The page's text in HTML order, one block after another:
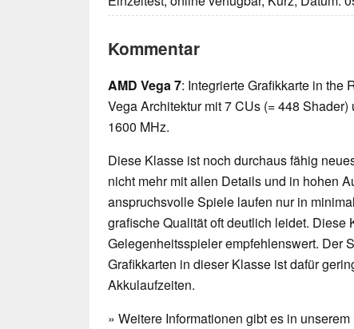
Kommentar
AMD Vega 7: Integrierte Grafikkarte in the
Vega Architektur mit 7 CUs (= 448
1600 MHz.
Diese Klasse ist noch durchaus fähig
nicht mehr mit allen Details und in hohen
anspruchsvolle Spiele laufen nur in
grafische Qualität oft deutlich leidet. Diese
Gelegenheitsspieler empfehlenswert. Der
Grafikkarten in dieser Klasse ist dafür
Akkulaufzeiten.
» Weitere Informationen gibt es in unserem